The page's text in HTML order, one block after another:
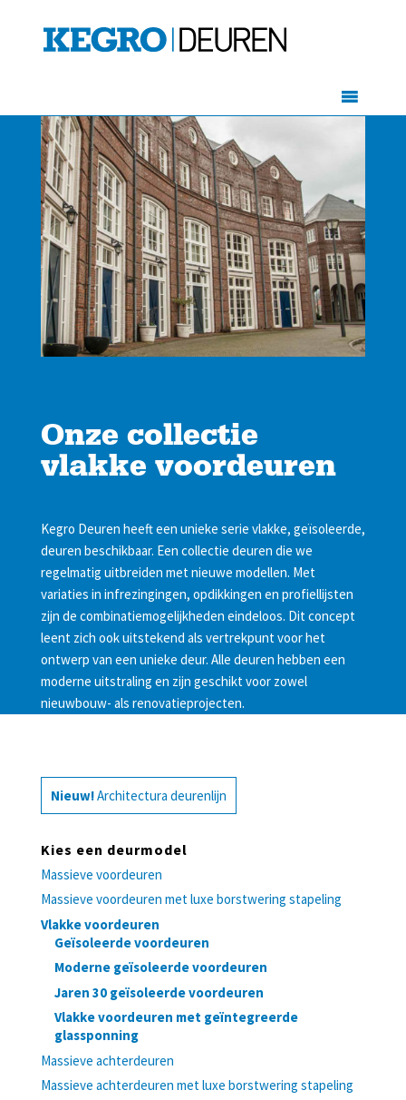
Onze collectie
vlakke voordeuren
Kegro Deuren heeft een unieke serie vlakke, geïsoleerde,
deuren beschikbaar. Een collectie deuren die we
regelmatig uitbreiden met nieuwe modellen. Met
variaties in infrezingingen, opdikkingen en profiellijsten
zijn de combinatiemogelijkheden eindeloos. Dit concept
leent zich ook uitstekend als vertrekpunt voor het
ontwerp van een unieke deur. Alle deuren hebben een
moderne uitstraling en zijn geschikt voor zowel
nieuwbouw- als renovatieprojecten.
Nieuw!Architectura deurenlijn
Kies een deurmodel
Massieve voordeuren
Massieve voordeuren met luxe borstwering stapeling
Vlakke voordeuren
Geïsoleerde voordeuren
Moderne geïsoleerde voordeuren
Jaren 30 geïsoleerde voordeuren
Vlakke voordeuren met geïntegreerde
glassponning
Massieve achterdeuren
Massieve achterdeuren met luxe borstwering stapeling